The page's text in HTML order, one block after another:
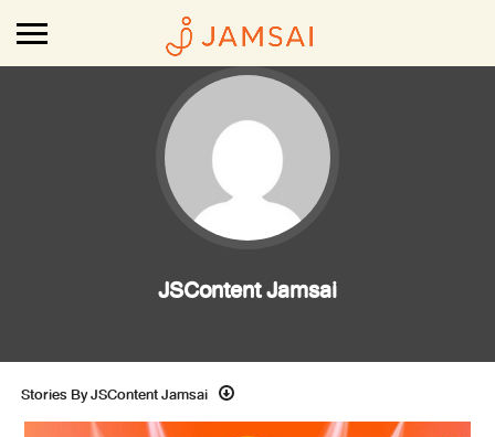
JSContent Jamsai
Stories By JSContent Jamsai